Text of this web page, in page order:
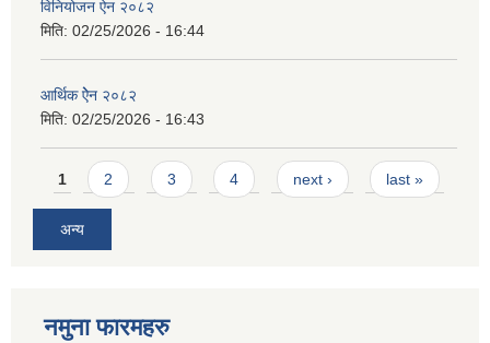
विनियोजन ऐन २०८२
मिति: 02/25/2026 - 16:44
आर्थिक ऐेन २०८२
मिति: 02/25/2026 - 16:43
Pages
1 2 3 4 next › last »
अन्य
नमुना फारमहरु